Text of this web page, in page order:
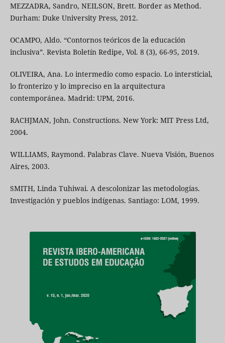
MEZZADRA, Sandro, NEILSON, Brett. Border as Method.
Durham: Duke University Press, 2012.
OCAMPO, Aldo. “Contornos teóricos de la educación
inclusiva”. Revista Boletín Redipe, Vol. 8 (3), 66-95, 2019.
OLIVEIRA, Ana. Lo intermedio como espacio. Lo intersticial,
lo fronterizo y lo impreciso en la arquitectura
contemporánea. Madrid: UPM, 2016.
RACHJMAN, John. Constructions. New York: MIT Press Ltd,
2004.
WILLIAMS, Raymond. Palabras Clave. Nueva Visión, Buenos
Aires, 2003.
SMITH, Linda Tuhiwai. A descolonizar las metodologías.
Investigación y pueblos indígenas. Santiago: LOM, 1999.